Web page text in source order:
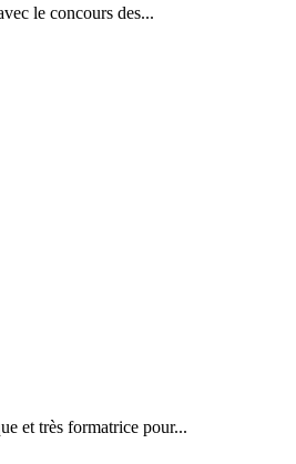
le concours des...
et très formatrice pour...